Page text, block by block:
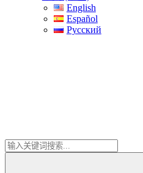
English
Español
Русский